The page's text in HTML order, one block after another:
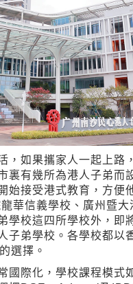
，如果攜家人一起上路
裏有幾所為港人子弟而
始接受港式教育，方便
華信義學校、廣州暨
學校這四所學校外，即
子弟學校。各學校都以
選擇。
國際化，學校課程模式